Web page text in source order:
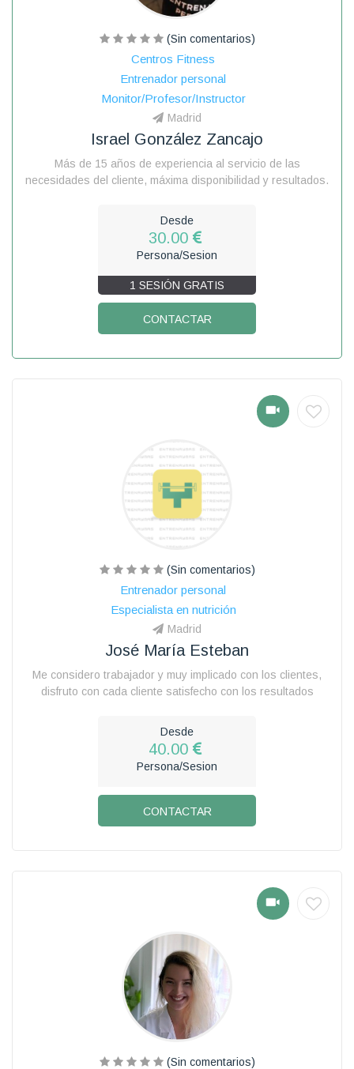
(Sin comentarios)
Centros Fitness
Entrenador personal
Monitor/Profesor/Instructor
Madrid
Israel González Zancajo
Más de 15 años de experiencia al servicio de las
necesidades del cliente, máxima disponibilidad y resultados.
Desde
30.00
Persona/Sesion
1 SESIÓN GRATIS
CONTACTAR
(Sin comentarios)
Entrenador personal
Especialista en nutrición
Madrid
José María Esteban
Me considero trabajador y muy implicado con los clientes,
disfruto con cada cliente satisfecho con los resultados
Desde
40.00
Persona/Sesion
CONTACTAR
(Sin comentarios)